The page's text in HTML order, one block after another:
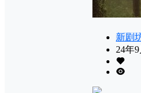
新剧
24年9